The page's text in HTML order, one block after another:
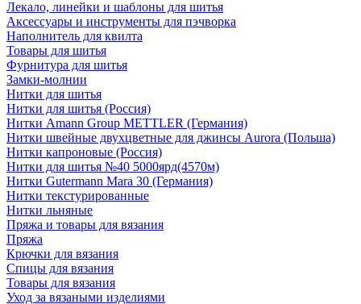
Лекало, линейки и шаблоны для шитья
Аксессуары и инструменты для пэчворка
Наполнитель для квилта
Товары для шитья
Фурнитура для шитья
Замки-молнии
Нитки для шитья
Нитки для шитья (Россия)
Нитки Amann Group METTLER (Германия)
Нитки швейные двухцветные для джинсы Aurora (Польша)
Нитки капроновые (Россия)
Нитки для шитья №40 5000ярд(4570м)
Нитки Gutermann Mara 30 (Германия)
Нитки текстурированные
Нитки льняные
Пряжа и товары для вязания
Пряжа
Крючки для вязания
Спицы для вязания
Товары для вязания
Уход за вязаными изделиями